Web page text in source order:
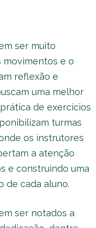
ser muito
movimentos e o
reflexão e
uma melhor
de exercícios
turmas
os instrutores
a atenção
e construindo uma
de cada aluno.
ser notados a